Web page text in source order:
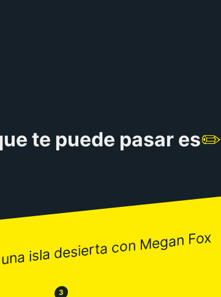
te puede pasar es✏️
isla desierta con Megan Fox
3 😂